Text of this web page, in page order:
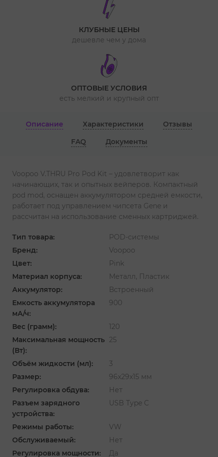
КЛУБНЫЕ ЦЕНЫ
дешевле чем у дома
ОПТОВЫЕ УСЛОВИЯ
есть мелкий и крупный опт
Описание Характеристики
Отзывы
FAQ
Документы
Voopoo V.THRU Pro Pod Kit – удовлетворит как
начинающих, так и опытных вейперов. Компактный
pod mod, оснащен аккумулятором средней емкости,
работает под управлением чипсета Gene и
рассчитан на использование сменных картриджей.
Тип товара:
POD-системы
Бренд:
Voopoo
Цвет:
Pink
Материал корпуса:
Металл, Пластик
Аккумулятор:
Встроенный
Емкость аккумулятора
мА/ч:
900
Вес (грамм):
120
Максимальная мощность
(Вт):
25
Объём жидкости (мл):
3
Размер:
96х29х15 мм
Регулировка обдува:
Нет
Разъем зарядного
устройства:
USB Type C
Режимы работы:
VW
Обслуживаемый:
Нет
Регулировка мощности:
Да